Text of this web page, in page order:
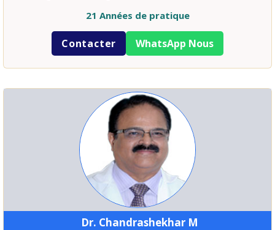
21 Années de pratique
Contacter WhatsApp Nous
Dr. Chandrashekhar M